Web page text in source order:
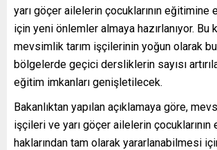
yarı göçer ailelerin çocuklarının eğitimine
için yeni önlemler almaya hazırlanıyor. Bu
mevsimlik tarım işçilerinin yoğun olarak
bölgelerde geçici dersliklerin sayısı
eğitim imkanları genişletilecek.
Bakanlıktan yapılan açıklamaya göre,
işçileri ve yarı göçer ailelerin çocuklarının
haklarından tam olarak yararlanabilmesi